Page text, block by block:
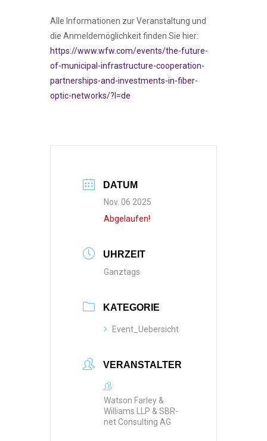
Alle Informationen zur Veranstaltung und
die Anmeldemöglichkeit finden Sie hier:
https://www.wfw.com/events/the-future-
of-municipal-infrastructure-cooperation-
partnerships-and-investments-in-fiber-
optic-networks/?l=de
DATUM
Nov. 06 2025
Abgelaufen!
UHRZEIT
Ganztags
KATEGORIE
Event_Uebersicht
VERANSTALTER
Watson Farley &
Williams LLP & SBR-
net Consulting AG